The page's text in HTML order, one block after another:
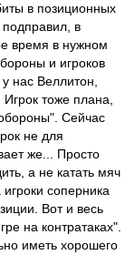
в позиционных
подправил, в
время в нужном
и игроков
нас Веллитон,
тоже плана,
Сейчас
не для
же... Просто
а не катать мяч
соперника
Вот и весь
на контратаках".
иметь хорошего